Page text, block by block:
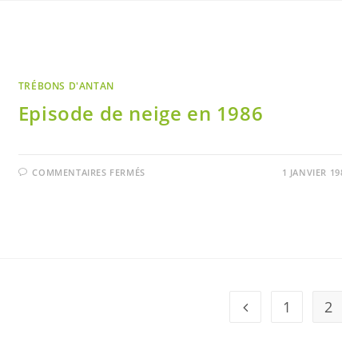
TRÉBONS D'ANTAN
Episode de neige en 1986
COMMENTAIRES FERMÉS 1 JANVIER
1 2